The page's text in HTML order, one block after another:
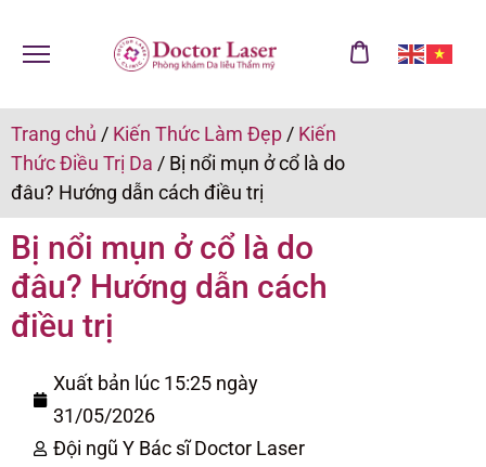
Trang chủ / Kiến Thức Làm Đẹp / Kiến
Thức Điều Trị Da / Bị nổi mụn ở cổ là do
đâu? Hướng dẫn cách điều trị
Bị nổi mụn ở cổ là do
đâu? Hướng dẫn cách
điều trị
Xuất bản lúc 15:25 ngày
31/05/2026
Đội ngũ Y Bác sĩ Doctor Laser